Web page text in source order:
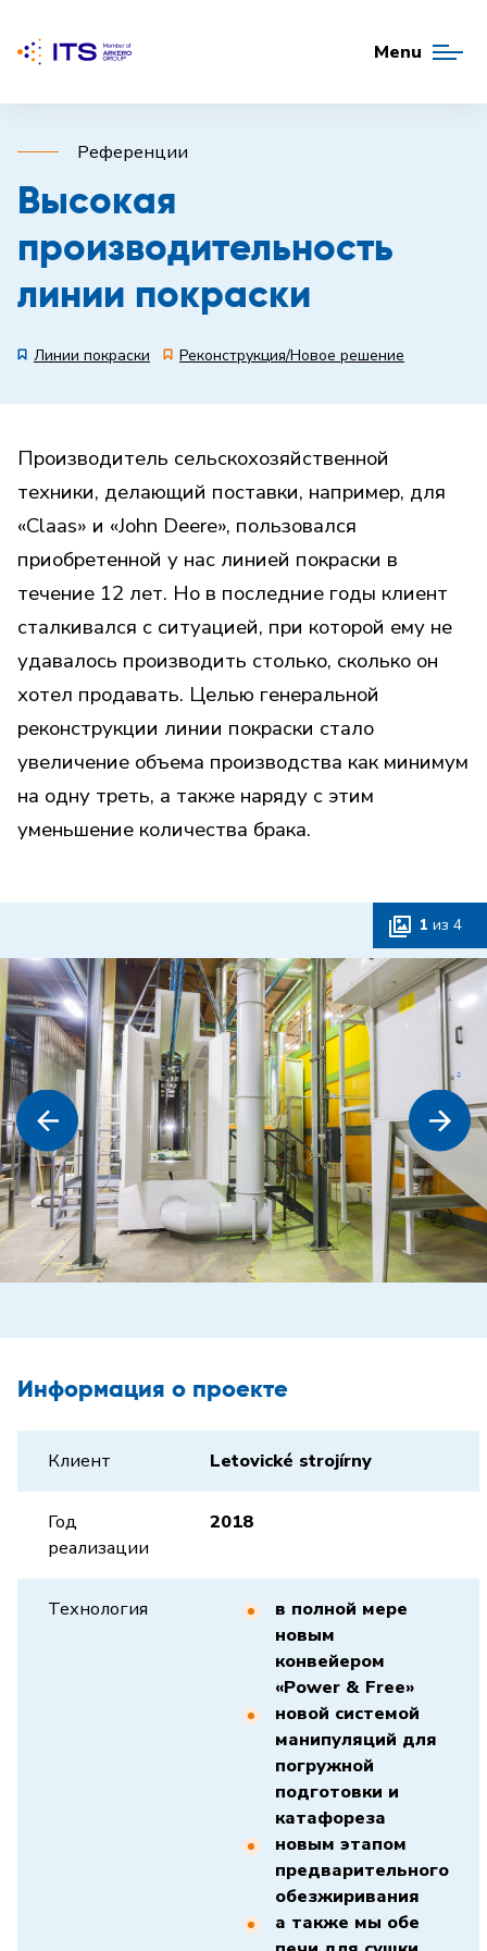
Menu
Референции
Высокая
производительность
линии покраски
Линии покраски Реконструкция/Новое решение
Производитель сельскохозяйственной
техники, делающий поставки, например, для
«Claas» и «John Deere», пользовался
приобретенной у нас линией покраски в
течение 12 лет. Но в последние годы клиент
сталкивался с ситуацией, при которой ему не
удавалось производить столько, сколько он
хотел продавать. Целью генеральной
реконструкции линии покраски стало
увеличение объема производства как минимум
на одну треть, а также наряду с этим
уменьшение количества брака.
1 из 4
Информация о проекте
Клиент Letovické strojírny
Год
реализации
2018
Технология
в полной мере
новым
конвейером
«Power & Free»
новой системой
манипуляций для
погружной
подготовки и
катафореза
новым этапом
предварительного
обезжиривания
а также мы обе